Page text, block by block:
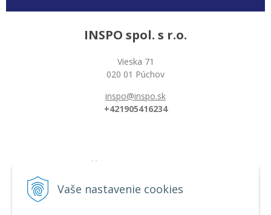
Vaše nastavenie cookies
INSPO spol. s r.o.
Vieska 71
020 01 Púchov
inspo@inspo.sk
+421905416234
Všetko o nákupe
Možnosti platby a doprava